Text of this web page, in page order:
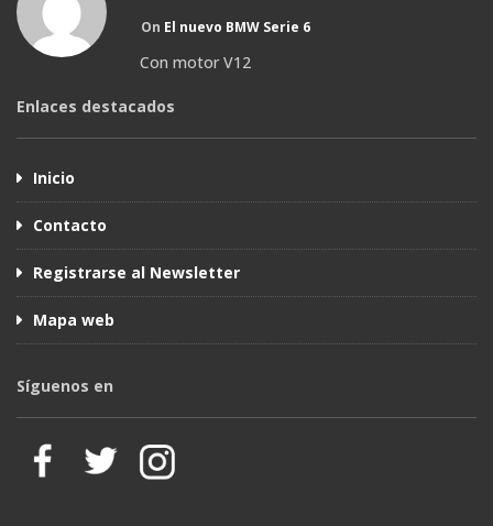
On El nuevo BMW Serie 6
Con motor V12
Enlaces destacados
Inicio
Contacto
Registrarse al Newsletter
Mapa web
Síguenos en